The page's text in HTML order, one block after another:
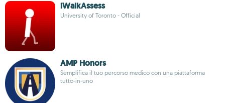
iWalkAssess
University of Toronto - Official
AMP Honors
Semplifica il tuo percorso medico con una piattaforma
tutto-in-uno